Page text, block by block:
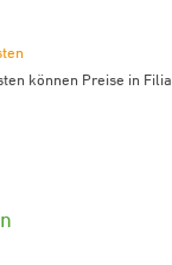
können Preise in